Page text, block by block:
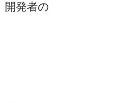
開発者の